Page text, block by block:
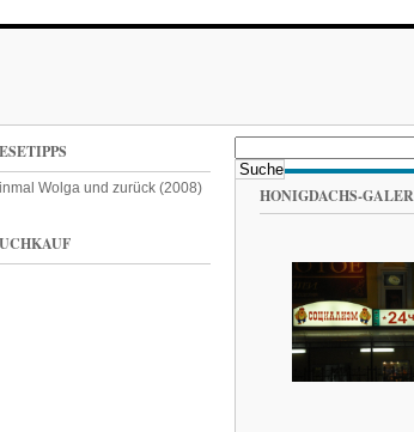
Wolga und zurück (2008) HONIGDACHS-